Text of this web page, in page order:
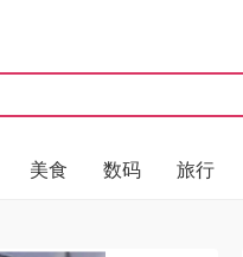
美食 数码 旅行